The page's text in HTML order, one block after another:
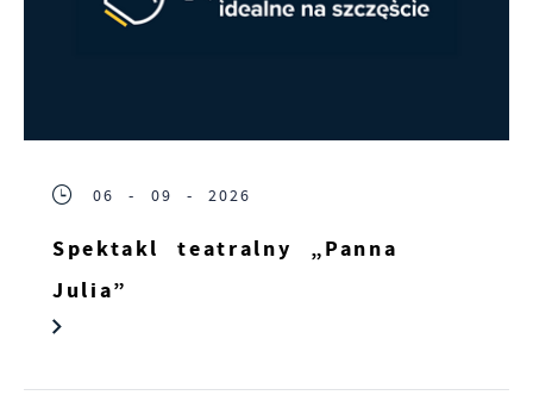
06 - 09 - 2026
Spektakl teatralny „Panna
Julia”